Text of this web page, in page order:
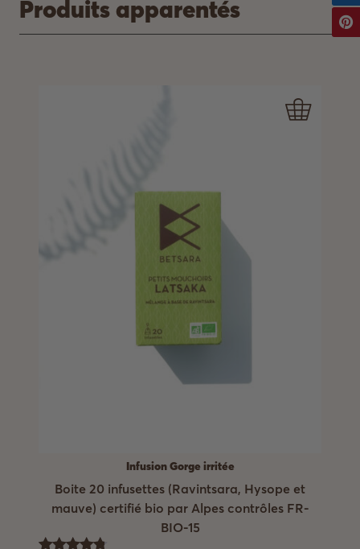
Produits apparentés
Infusion Gorge irritée
Boite 20 infusettes (Ravintsara, Hysope et
mauve) certifié bio par Alpes contrôles FR-
BIO-15